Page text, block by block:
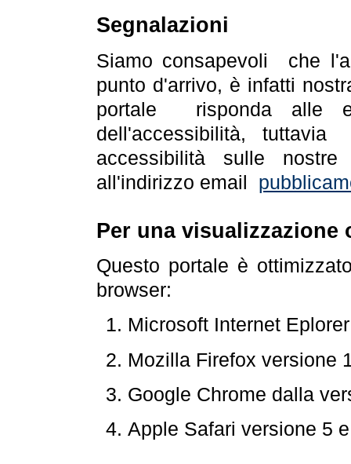
Segnalazioni
Siamo consapevoli che
punto d'arrivo, è infatti
portale risponda alle
dell'accessibilità,
accessibilità sulle
all'indirizzo email
Per una visualizzazione
Questo portale è
browser:
Microsoft Internet
Mozilla Firefox versione
Google Chrome dalla
Apple Safari versione 5